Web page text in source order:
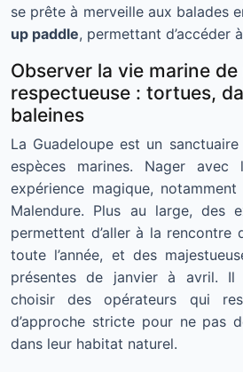
se prête à merveille aux balades
up paddle, permettant d’accéder
Observer la vie marine
respectueuse : tortues,
baleines
La Guadeloupe est un
espèces marines. Nager
expérience magique,
Malendure. Plus au large, des
permettent d’aller à la rencontre
toute l’année, et des
présentes de janvier à avril. Il
choisir des opérateurs qui
d’approche stricte pour ne pas
dans leur habitat naturel.